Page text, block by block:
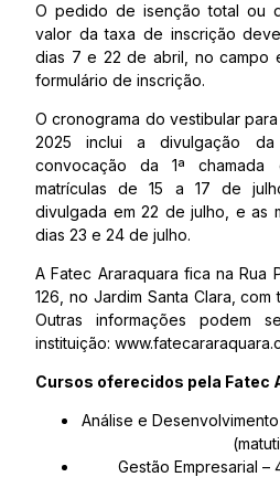
O pedido de isenção total ou
valor da taxa de inscrição
dias 7 e 22 de abril, no campo
formulário de inscrição.
O cronograma do vestibular
2025 inclui a divulgação
convocação da 1ª
matrículas de 15 a 17 de
divulgada em 22 de julho, e as
dias 23 e 24 de julho.
A Fatec Araraquara fica na Rua
126, no Jardim Santa Clara,
Outras informações podem
instituição:
Cursos oferecidos pela Fatec
Análise e
Gestão Empresarial –